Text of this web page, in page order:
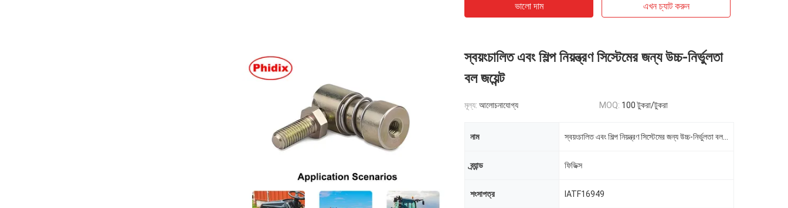
ভালো দাম এখন চ্যাট করুন
স্বয়ংচালিত এবং শিল্প নিয়ন্ত্রণ সিস্টেমের জন্য উচ্চ-নির্ভুলতা
বল জয়েন্ট
মূল্য: আলোচনাযোগ্য MOQ: 100 টুকরা/টুকরা
নাম
ব্র্যান্ড ফিডিক্স
শংসাপত্র IATF16949